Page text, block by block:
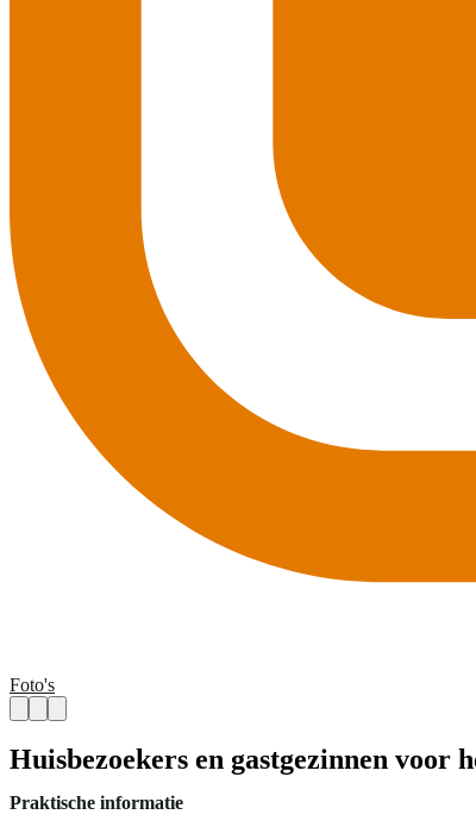
Foto's
Huisbezoekers en gastgezinnen voor
Praktische informatie